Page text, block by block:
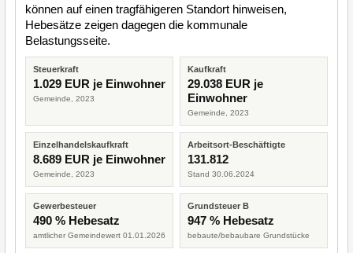
können auf einen tragfähigeren Standort hinweisen,
Hebesätze zeigen dagegen die kommunale
Belastungsseite.
Steuerkraft
1.029 EUR je Einwohner
Gemeinde, 2023
Kaufkraft
29.038 EUR je
Einwohner
Gemeinde, 2023
Einzelhandelskaufkraft
8.689 EUR je Einwohner
Gemeinde, 2023
Arbeitsort-Beschäftigte
131.812
Stand 30.06.2024
Gewerbesteuer
490 % Hebesatz
amtlicher Gemeindewert 01.01.2026
Grundsteuer B
947 % Hebesatz
bebaute/bebaubare Grundstücke